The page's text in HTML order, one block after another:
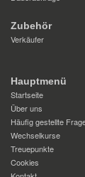
Zubehör
Verkäufer
Hauptmenü
Startseite
Über uns
Häufig gestellte
Wechselkurse
Treuepunkte
Cookies